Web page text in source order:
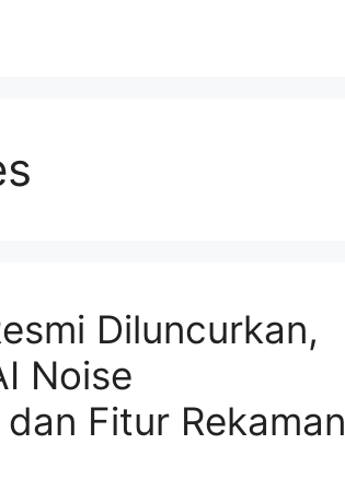
Diluncurkan,
Noise
Fitur Rekaman